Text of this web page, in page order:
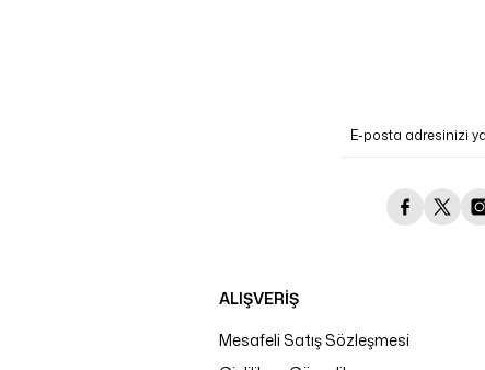
ALIŞVERİŞ
Mesafeli Satış Sözleşmesi